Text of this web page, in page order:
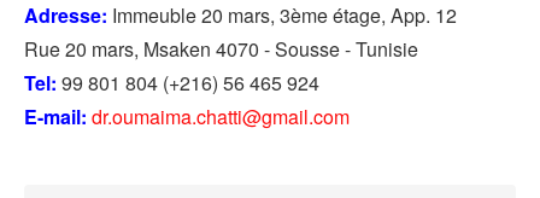
Adresse: Immeuble 20 mars, 3ème étage, App. 12
Rue 20 mars, Msaken 4070 - Sousse - Tunisie
Tel: 99 801 804 (+216) 56 465 924
E-mail: dr.oumaima.chatti@gmail.com